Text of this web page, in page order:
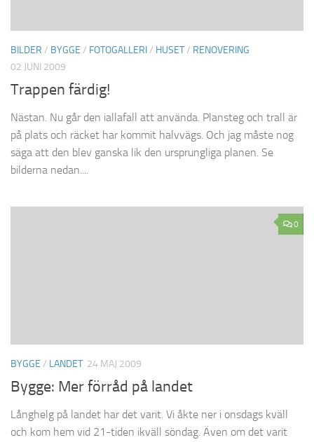
BILDER / BYGGE / FOTOGALLERI/ HUSET/ RENOVERING
02 JUNI 2009
Trappen färdig!
Nästan. Nu går den iallafall att använda. Plansteg och trall är
på plats och räcket har kommit halvvägs. Och jag måste nog
säga att den blev ganska lik den ursprungliga planen. Se
bilderna nedan....
0
BYGGE / LANDET 24 MAJ 2009
Bygge: Mer förråd på landet
Långhelg på landet har det varit. Vi åkte ner i onsdags kväll
och kom hem vid 21-tiden ikväll söndag. Även om det varit